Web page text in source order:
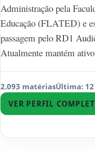
Administração pela
Educação (FLATED) e
passagem pelo RD1
Atualmente mantém
2.093 matériasÚltima:
VER PERFIL